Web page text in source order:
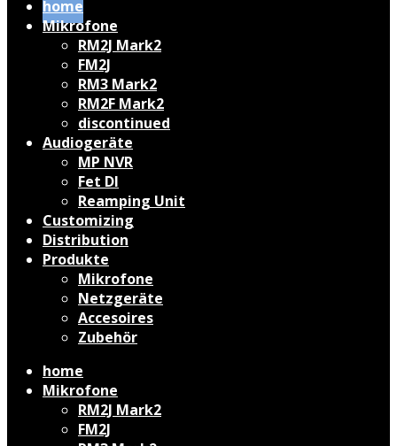
home
Mikrofone
RM2J Mark2
FM2J
RM3 Mark2
RM2F Mark2
discontinued
Audiogeräte
MP NVR
Fet DI
Reamping Unit
Customizing
Distribution
Produkte
Mikrofone
Netzgeräte
Accesoires
Zubehör
home
Mikrofone
RM2J Mark2
FM2J